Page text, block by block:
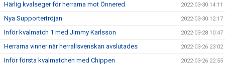
Härlig kvalseger för herrarna mot Önnered 2022-03-30 14:11
Nya Supportertröjan 2022-03-30 12:17
Inför kvalmatch 1 med Jimmy Karlsson 2022-03-28 10:47
Herrarna vinner när herrallsvenskan avslutades 2022-03-26 23:02
Inför första kvalmatchen med Chippen 2022-03-26 22:55